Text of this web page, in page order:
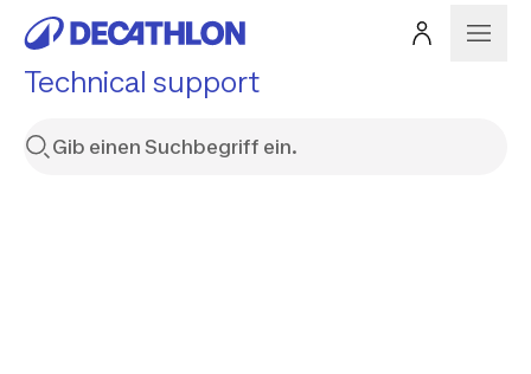
Technical support